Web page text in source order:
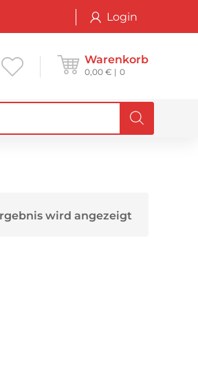
Login
Warenkorb
0,00 € 0
wird angezeigt